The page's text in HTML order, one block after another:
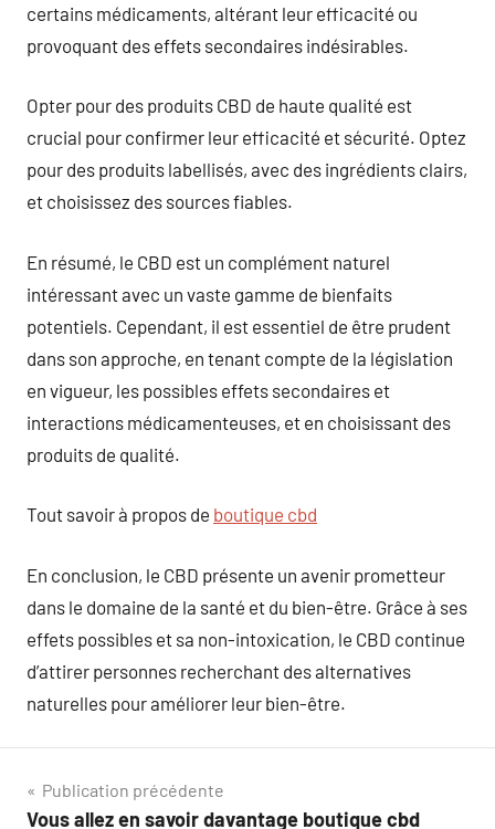
certains médicaments, altérant leur efficacité ou
provoquant des effets secondaires indésirables.
Opter pour des produits CBD de haute qualité est
crucial pour confirmer leur efficacité et sécurité. Optez
pour des produits labellisés, avec des ingrédients clairs,
et choisissez des sources fiables.
En résumé, le CBD est un complément naturel
intéressant avec un vaste gamme de bienfaits
potentiels. Cependant, il est essentiel de être prudent
dans son approche, en tenant compte de la législation
en vigueur, les possibles effets secondaires et
interactions médicamenteuses, et en choisissant des
produits de qualité.
Tout savoir à propos de boutique cbd
En conclusion, le CBD présente un avenir prometteur
dans le domaine de la santé et du bien-être. Grâce à ses
effets possibles et sa non-intoxication, le CBD continue
d’attirer personnes recherchant des alternatives
naturelles pour améliorer leur bien-être.
Navigation
Publication précédente
Vous allez en savoir davantage boutique cbd